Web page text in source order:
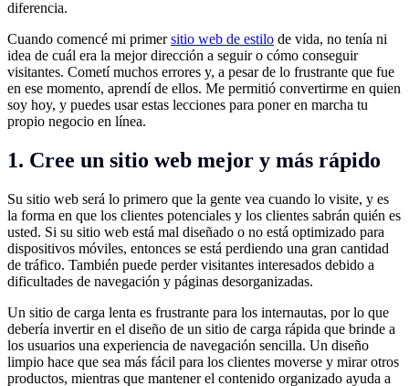
diferencia.
Cuando comencé mi primersitio web de estilo de vida, no tenía ni
idea de cuál era la mejor dirección a seguir o cómo conseguir
visitantes. Cometí muchos errores y, a pesar de lo frustrante que fue
en ese momento, aprendí de ellos. Me permitió convertirme en quien
soy hoy, y puedes usar estas lecciones para poner en marcha tu
propio negocio en línea.
1. Cree un sitio web mejor y más rápido
Su sitio web será lo primero que la gente vea cuando lo visite, y es
la forma en que los clientes potenciales y los clientes sabrán quién es
usted. Si su sitio web está mal diseñado o no está optimizado para
dispositivos móviles, entonces se está perdiendo una gran cantidad
de tráfico. También puede perder visitantes interesados debido a
dificultades de navegación y páginas desorganizadas.
Un sitio de carga lenta es frustrante para los internautas, por lo que
debería invertir en el diseño de un sitio de carga rápida que brinde a
los usuarios una experiencia de navegación sencilla. Un diseño
limpio hace que sea más fácil para los clientes moverse y mirar otros
productos, mientras que mantener el contenido organizado ayuda a